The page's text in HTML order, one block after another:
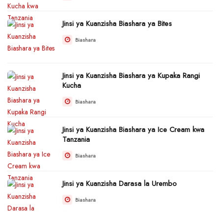
Jinsi ya Kuanzisha Biashara ya Bites
Biashara
Jinsi ya Kuanzisha Biashara ya Kupaka Rangi
Kucha
Biashara
Jinsi ya Kuanzisha Biashara ya Ice Cream kwa
Tanzania
Biashara
Jinsi ya Kuanzisha Darasa la Urembo
Biashara